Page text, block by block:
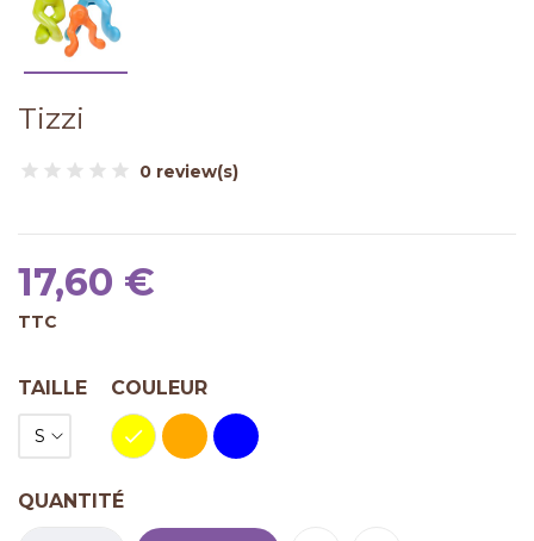
Tizzi
0 review(s)
17,60 €
TTC
TAILLE COULEUR
Jaune OrangeBleu
QUANTITÉ